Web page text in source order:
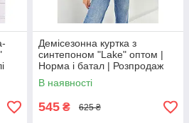
Демісезонна куртка з
синтепоном "Lake" оптом |
Норма і батал | Розпродаж
моделі
В наявності
545 ₴ 625 ₴